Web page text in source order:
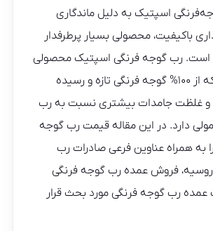
اسپتیک به دلیل ماندگاری
باکیفیت، محصولی بسیار پرطرفدار
است. رب گوجه فرنگی اسپتیک محصولی
با کیفیت است که از ۱۰۰% گوجه فرنگی تازه و رسیده
غلظت جامدات بیشتری نسبت به رب
دارد. در این مقاله قیمت رب گوجه
به همراه عناوین فرعی صادرات رب
فروش عمده رب گوجه فرنگی
عمده رب گوجه فرنگی مورد بحث قرار